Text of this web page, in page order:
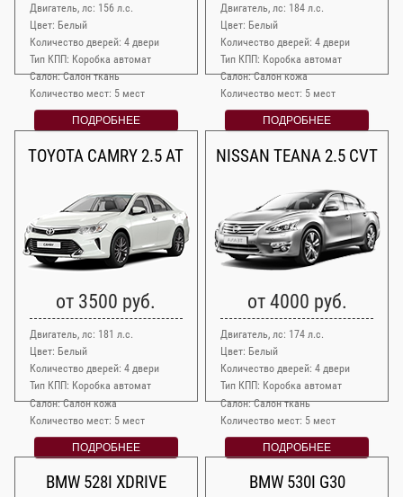
Двигатель, лс: 156 л.с.
Цвет: Белый
Количество дверей: 4 двери
Тип КПП: Коробка автомат
Салон: Салон ткань
Количество мест: 5 мест
ПОДРОБНЕЕ
Двигатель, лс: 184 л.с.
Цвет: Белый
Количество дверей: 4 двери
Тип КПП: Коробка автомат
Салон: Салон кожа
Количество мест: 5 мест
ПОДРОБНЕЕ
TOYOTA CAMRY 2.5 AT
от 3500 руб.
Двигатель, лс: 181 л.с.
Цвет: Белый
Количество дверей: 4 двери
Тип КПП: Коробка автомат
Салон: Салон кожа
Количество мест: 5 мест
ПОДРОБНЕЕ
NISSAN TEANA 2.5 CVT
от 4000 руб.
Двигатель, лс: 174 л.с.
Цвет: Белый
Количество дверей: 4 двери
Тип КПП: Коробка автомат
Салон: Салон ткань
Количество мест: 5 мест
ПОДРОБНЕЕ
BMW 528I XDRIVE BMW 530I G30